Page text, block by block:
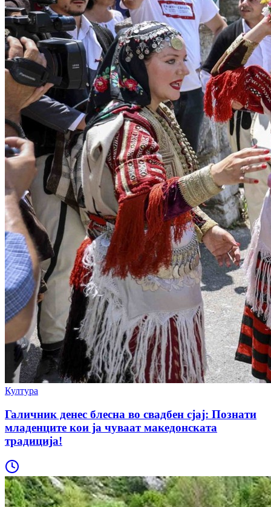
Култура
Галичник денес блесна во свадбен сјај: Познати
младенците кои ја чуваат македонската
традиција!